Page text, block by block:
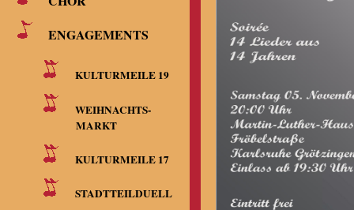
ENGAGEMENTS
KULTURMEILE 19
WEIHNACHTS-
MARKT
KULTURMEILE 17
STADTTEILDUELL